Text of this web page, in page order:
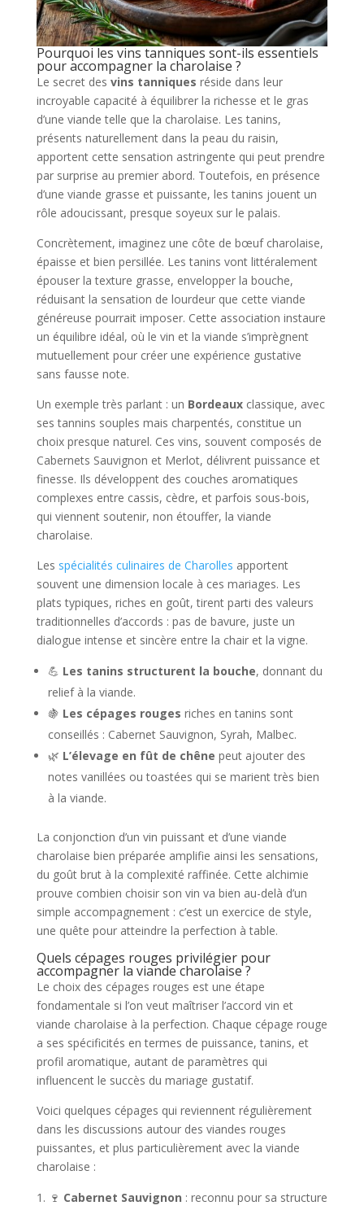
Pourquoi les vins tanniques sont-ils essentiels
pour accompagner la charolaise ?
Le secret des vins tanniques réside dans leur
incroyable capacité à équilibrer la richesse et le gras
d’une viande telle que la charolaise. Les tanins,
présents naturellement dans la peau du raisin,
apportent cette sensation astringente qui peut prendre
par surprise au premier abord. Toutefois, en présence
d’une viande grasse et puissante, les tanins jouent un
rôle adoucissant, presque soyeux sur le palais.
Concrètement, imaginez une côte de bœuf charolaise,
épaisse et bien persillée. Les tanins vont littéralement
épouser la texture grasse, envelopper la bouche,
réduisant la sensation de lourdeur que cette viande
généreuse pourrait imposer. Cette association instaure
un équilibre idéal, où le vin et la viande s’imprègnent
mutuellement pour créer une expérience gustative
sans fausse note.
Un exemple très parlant : un Bordeauxclassique, avec
ses tannins souples mais charpentés, constitue un
choix presque naturel. Ces vins, souvent composés de
Cabernets Sauvignon et Merlot, délivrent puissance et
finesse. Ils développent des couches aromatiques
complexes entre cassis, cèdre, et parfois sous-bois,
qui viennent soutenir, non étouffer, la viande
charolaise.
Les spécialités culinaires de Charolles apportent
souvent une dimension locale à ces mariages. Les
plats typiques, riches en goût, tirent parti des valeurs
traditionnelles d’accords : pas de bavure, juste un
dialogue intense et sincère entre la chair et la vigne.
💪 Les tanins structurent la bouche, donnant du
relief à la viande.
🍇 Les cépages rouges riches en tanins sont
conseillés : Cabernet Sauvignon, Syrah, Malbec.
🌿 L’élevage en fût de chêne peut ajouter des
notes vanillées ou toastées qui se marient très bien
à la viande.
La conjonction d’un vin puissant et d’une viande
charolaise bien préparée amplifie ainsi les sensations,
du goût brut à la complexité raffinée. Cette alchimie
prouve combien choisir son vin va bien au-delà d’un
simple accompagnement : c’est un exercice de style,
une quête pour atteindre la perfection à table.
Quels cépages rouges privilégier pour
accompagner la viande charolaise ?
Le choix des cépages rouges est une étape
fondamentale si l’on veut maîtriser l’accord vin et
viande charolaise à la perfection. Chaque cépage rouge
a ses spécificités en termes de puissance, tanins, et
profil aromatique, autant de paramètres qui
influencent le succès du mariage gustatif.
Voici quelques cépages qui reviennent régulièrement
dans les discussions autour des viandes rouges
puissantes, et plus particulièrement avec la viande
charolaise :
🍷 Cabernet Sauvignon : reconnu pour sa structure